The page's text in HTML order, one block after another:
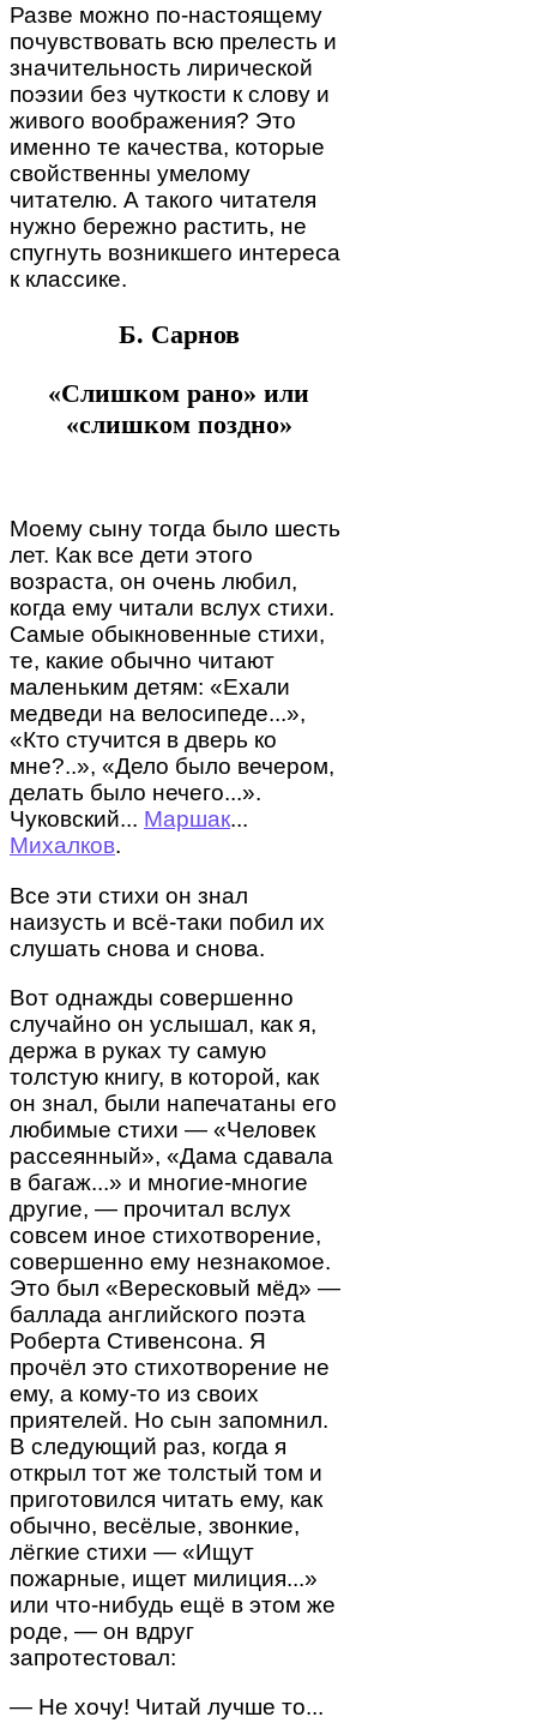
Разве можно по-настоящему
почувствовать всю прелесть и
значительность лирической
поэзии без чуткости к слову и
живого воображения? Это
именно те качества, которые
свойственны умелому
читателю. А такого читателя
нужно бережно растить, не
спугнуть возникшего интереса
к классике.
Б. Сарнов
«Слишком рано» или
«слишком поздно»
Моему сыну тогда было шесть
лет. Как все дети этого
возраста, он очень любил,
когда ему читали вслух стихи.
Самые обыкновенные стихи,
те, какие обычно читают
маленьким детям: «Ехали
медведи на велосипеде...»,
«Кто стучится в дверь ко
мне?..», «Дело было вечером,
делать было нечего...».
Чуковский... Маршак...
Михалков.
Все эти стихи он знал
наизусть и всё-таки побил их
слушать снова и снова.
Вот однажды совершенно
случайно он услышал, как я,
держа в руках ту самую
толстую книгу, в которой, как
он знал, были напечатаны его
любимые стихи — «Человек
рассеянный», «Дама сдавала
в багаж...» и многие-многие
другие, — прочитал вслух
совсем иное стихотворение,
совершенно ему незнакомое.
Это был «Вересковый мёд» —
баллада английского поэта
Роберта Стивенсона. Я
прочёл это стихотворение не
ему, а кому-то из своих
приятелей. Но сын запомнил.
В следующий раз, когда я
открыл тот же толстый том и
приготовился читать ему, как
обычно, весёлые, звонкие,
лёгкие стихи — «Ищут
пожарные, ищет милиция...»
или что-нибудь ещё в этом же
роде, — он вдруг
запротестовал:
— Не хочу! Читай лучше то...